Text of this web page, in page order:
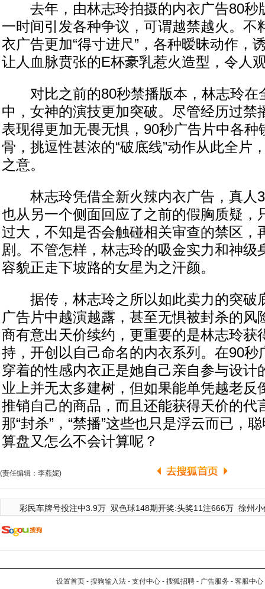
去年，由林志玲拍摄的内衣广告80秒
一时间引发各种争议，可谓越禁越火。不
衣广告更加“得寸进尺”，各种暧昧动作，
让人血脉贲张的E杯豪乳惹火造型，令人
对比之前的80秒禁播版本，林志玲在
中，女神的演技更加突破。尽管经历过禁
表现得更加无畏无惧，90秒广告片中各种
骨，挑逗性甚浓的“破底线”动作从此全片
之意。
林志玲凭借全新火辣内衣广告，真人
也从另一个侧面回应了之前的假胸质疑，
过大，不知是否会触碰相关审查的禁区，
剧。不管怎样，林志玲的吸金实力和神级
容貌正走下坡路的女星为之汗颜。
据传，林志玲之所以如此卖力的突破
广告片中越演越露，甚至无惧被封杀的风
商有意出天价续约，更重要的是林志玲获
持，开创以自己命名的内衣系列。在90秒
穿着的性感内衣正是她自己亲自参与设计
业上并无太多建树，但如果能单凭越老反
推销自己的商品，而且还能获得天价的代
那“封杀”，“禁播”这些也只是浮云而已，
算盘又怎么不会计算呢？
(责任编辑：李燕妮)
彩民车牌号投注中3.9万 双色球148期开奖:头奖11注666万 徐州
设置首页 - 搜狗输入法 - 支付中心 - 搜狐招聘 - 广告服务 - 客服中心